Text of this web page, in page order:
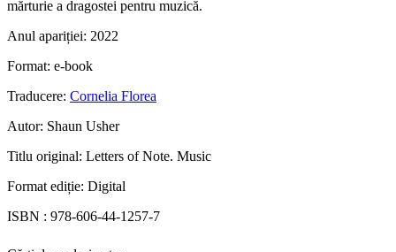
mărturie a dragostei pentru muzică.
Anul apariției: 2022
Format: e-book
Traducere: Cornelia Florea
Autor: Shaun Usher
Titlu original: Letters of Note. Music
Format ediție: Digital
ISBN : 978-606-44-1257-7